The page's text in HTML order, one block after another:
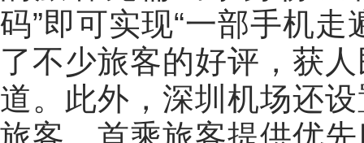
码”即可实现“一部手机
了不少旅客的好评，获
道。此外，深圳机场还